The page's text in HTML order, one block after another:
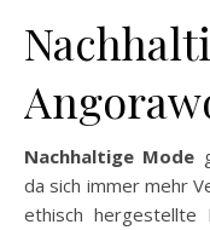
Nachhaltige Mode
da sich immer mehr
ethisch hergestellte